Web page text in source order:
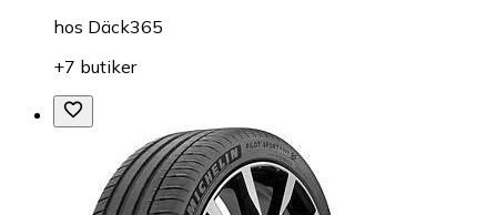
hos Däck365
+7 butiker